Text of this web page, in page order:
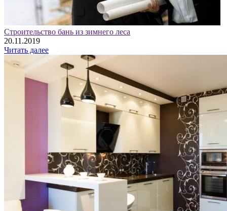
Строительство бань из зимнего леса
20.11.2019
Читать далее